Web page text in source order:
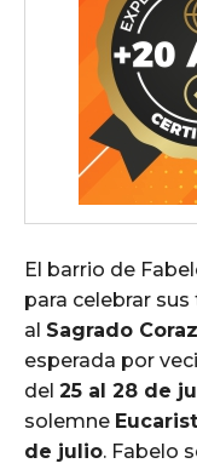
El barrio de
para celebrar
al Sagrado
esperada por
del 25 al 28 de
solemne
de julio. Fabelo